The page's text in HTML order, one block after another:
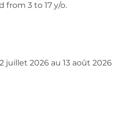
from 3 to 17 y/o.
juillet 2026 au 13 août 2026